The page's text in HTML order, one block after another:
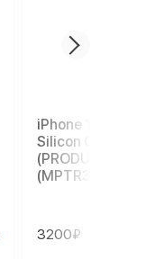
iPhone 14 Pro
Silicon Case
(PRODUCT)RED
(MPTR3)
3200₽